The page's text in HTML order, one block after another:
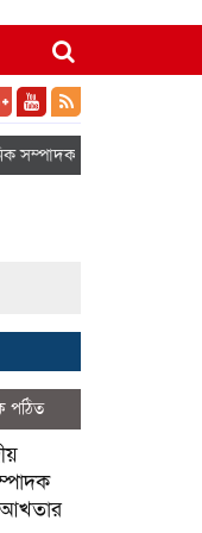
সম্পাদক কাজী ছাদিক
পঠিত
আখতার